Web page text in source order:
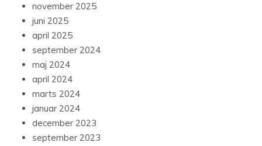
november 2025
juni 2025
april 2025
september 2024
maj 2024
april 2024
marts 2024
januar 2024
december 2023
september 2023